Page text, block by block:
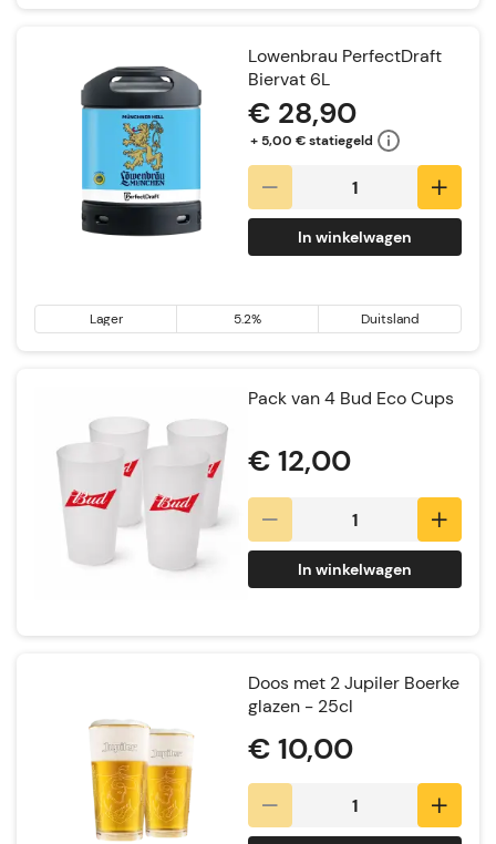
Lowenbrau PerfectDraft
Biervat 6L
€ 28,90
+ 5,00 € statiegeld
In winkelwagen
Lager 5.2% Duitsland
Pack van 4 Bud Eco Cups
€ 12,00
In winkelwagen
Doos met 2 Jupiler Boerke
glazen - 25cl
€ 10,00